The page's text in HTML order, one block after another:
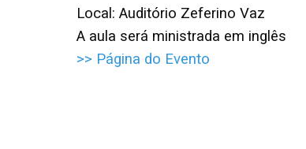
Local: Auditório Zeferino Vaz
A aula será ministrada em inglês
>> Página do Evento